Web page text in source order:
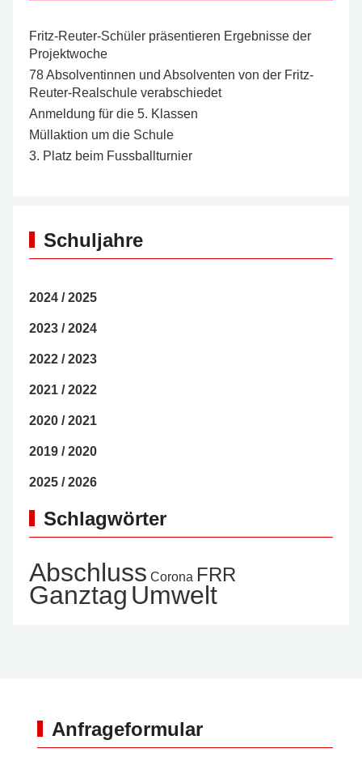
Fritz-Reuter-Schüler präsentieren Ergebnisse der
Projektwoche
78 Absolventinnen und Absolventen von der Fritz-
Reuter-Realschule verabschiedet
Anmeldung für die 5. Klassen
Müllaktion um die Schule
3. Platz beim Fussballturnier
Schuljahre
2024 / 2025
2023 / 2024
2022 / 2023
2021 / 2022
2020 / 2021
2019 / 2020
2025 / 2026
Schlagwörter
Abschluss Corona FRR
Ganztag Umwelt
Anfrageformular